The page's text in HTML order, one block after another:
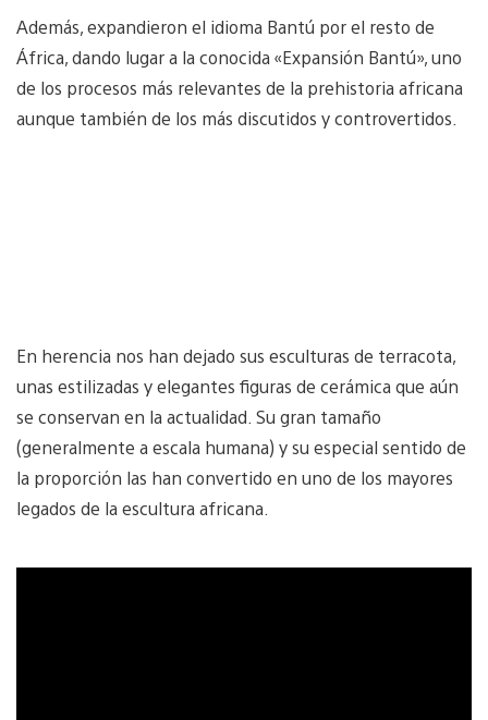
Además, expandieron el idioma Bantú por el resto de
África, dando lugar a la conocida «Expansión Bantú», uno
de los procesos más relevantes de la prehistoria africana
aunque también de los más discutidos y controvertidos.
En herencia nos han dejado sus esculturas de terracota,
unas estilizadas y elegantes figuras de cerámica que aún
se conservan en la actualidad. Su gran tamaño
(generalmente a escala humana) y su especial sentido de
la proporción las han convertido en uno de los mayores
legados de la escultura africana.